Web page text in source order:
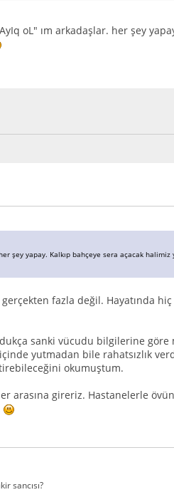
oL" ım arkadaşlar. her şey
şey yapay. Kalkıp bahçeye sera açacak
fazla değil. Hayatında
sanki vücudu bilgilerine göre
yutmadan bile rahatsızlık
okumuştum.
arasına gireriz. Hastanelerle
sancısı?